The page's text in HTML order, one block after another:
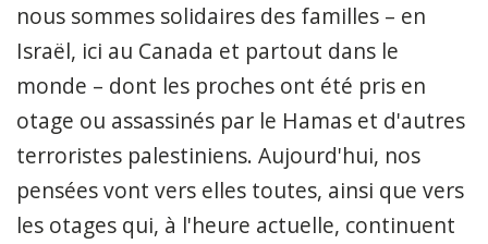
nous sommes solidaires des familles – en
Israël, ici au Canada et partout dans le
monde – dont les proches ont été pris en
otage ou assassinés par le Hamas et d'autres
terroristes palestiniens. Aujourd'hui, nos
pensées vont vers elles toutes, ainsi que vers
les otages qui, à l'heure actuelle, continuent